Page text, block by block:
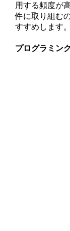
用する頻度が
件に取り組む
すすめします。
プログラミン